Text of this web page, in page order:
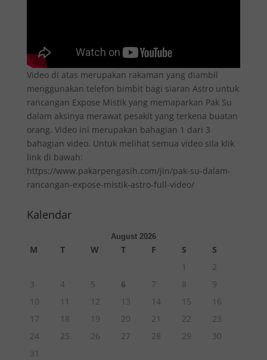
Video di atas merupakan rakaman yang diambil
menggunakan telefon bimbit bagi siaran Astro untuk
rancangan Expose Mistik yang memaparkan Pak Su
dalam aksinya merawat pesakit yang terkena buatan
orang. Video ini merupakan bahagian 1 dari 3
bahagian video. Untuk melihat semua video sila klik
link di bawah:
https://www.pakarpengasih.com/jin/pak-su-dalam-
rancangan-expose-mistik-astro-full-video/
Kalendar
August 2026
M T W T F S
S
1
2
3
4 5 6 7 8
9
10
11 12 13 14 15
16
17
18 19 20 21 22
23
24
25 26 27 28 29
30
31